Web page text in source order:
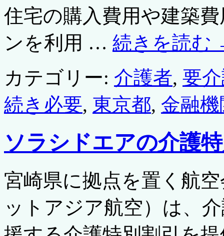
住宅の購入費用や建築
ンを利用 … 続きを読む
カテゴリー: 介護者, 要
続き必要, 東京都, 金融機
ソラシドエアの介護
宮崎県に拠点を置く航
ットアジア航空）は、